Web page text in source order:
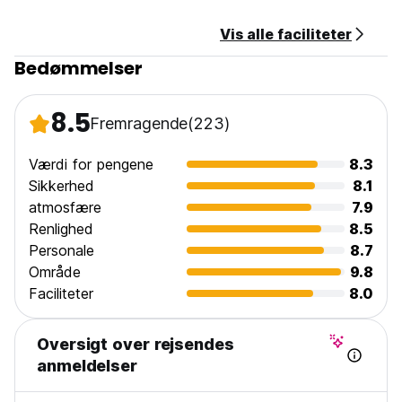
Vis alle faciliteter
Bedømmelser
8.5Fremragende(223)
Værdi for pengene
8.3
Sikkerhed
8.1
atmosfære
7.9
Renlighed
8.5
Personale
8.7
Område
9.8
Faciliteter
8.0
Oversigt over rejsendes
anmeldelser